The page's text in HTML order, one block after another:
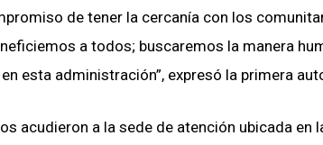
de tener la cercanía con los
a todos; buscaremos la manera
esta administración”, expresó la primera
acudieron a la sede de atención ubicada en